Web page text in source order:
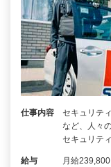
仕事内容
セキュリテ
など、人々
セキュリテ
給与 月給